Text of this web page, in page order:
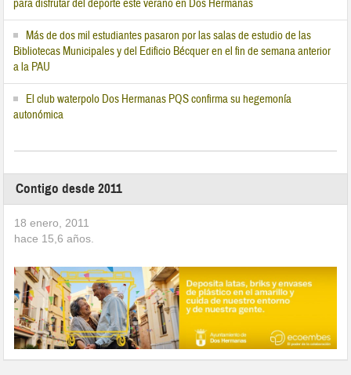
para disfrutar del deporte este verano en Dos Hermanas
Más de dos mil estudiantes pasaron por las salas de estudio de las
Bibliotecas Municipales y del Edificio Bécquer en el fin de semana anterior
a la PAU
El club waterpolo Dos Hermanas PQS confirma su hegemonía
autonómica
Contigo desde 2011
18 enero, 2011
hace 15,6 años.